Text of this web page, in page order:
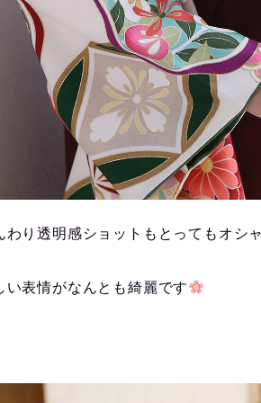
わり透明感ショットもとってもオシ
い表情がなんとも綺麗です